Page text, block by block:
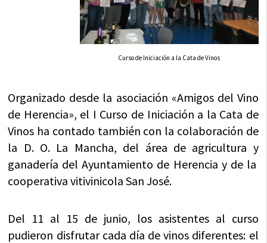
Curso de Iniciación a la Cata de Vinos
Organizado desde la asociación «Amigos del Vino
de Herencia», el I Curso de Iniciación a la Cata de
Vinos ha contado también con la colaboración de
la D. O. La Mancha, del área de agricultura y
ganadería del Ayuntamiento de Herencia y de la
cooperativa vitivinicola San José.
Del 11 al 15 de junio, los asistentes al curso
pudieron disfrutar cada día de vinos diferentes: el